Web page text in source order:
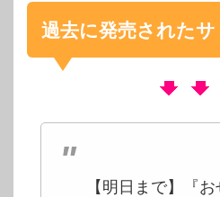
過去に発売された
【明日まで】『